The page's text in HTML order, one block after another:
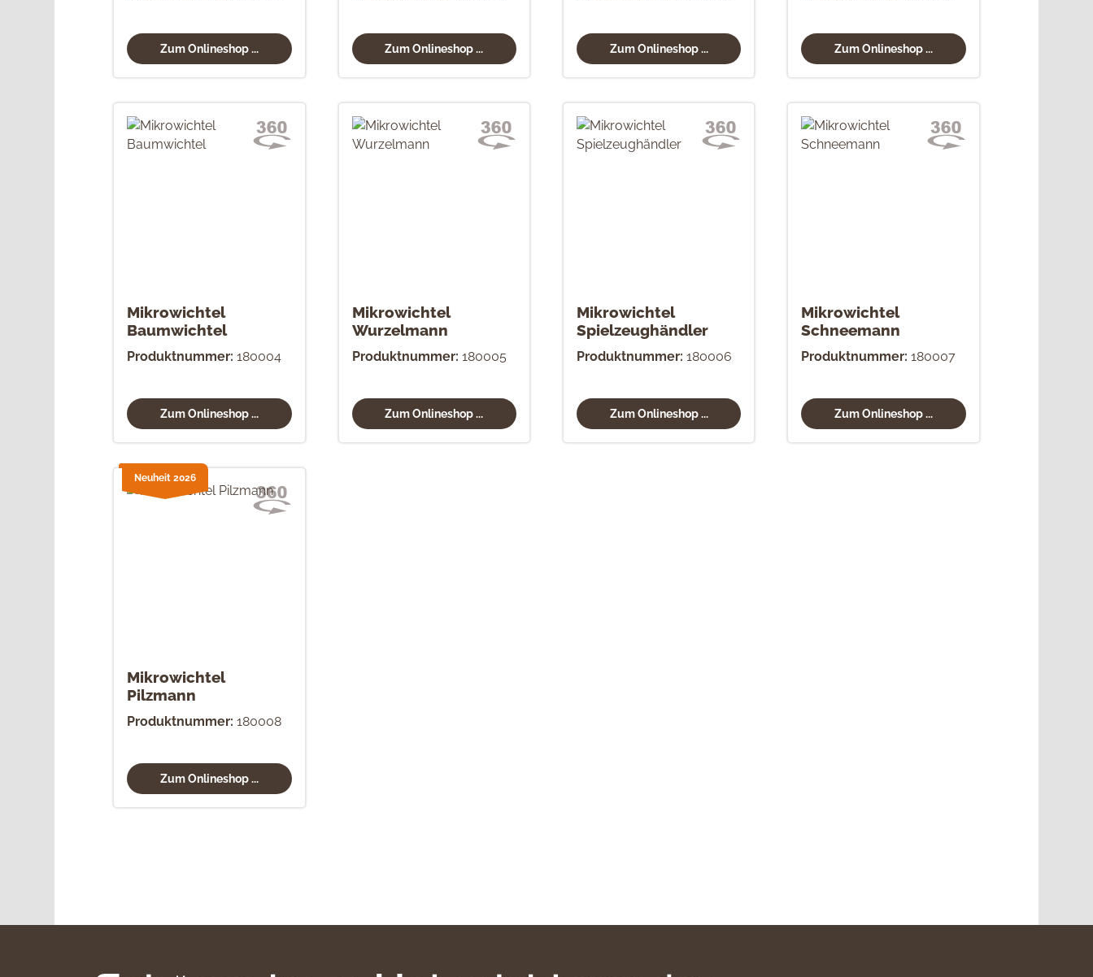
Zum Onlineshop ... Zum Onlineshop ... Zum Onlineshop ... Zum Onlineshop ...
Mikrowichtel
Baumwichtel
Produktnummer: 180004
Zum Onlineshop ...
Mikrowichtel
Wurzelmann
Produktnummer: 180005
Zum Onlineshop ...
Mikrowichtel
Spielzeughändler
Produktnummer: 180006
Zum Onlineshop ...
Mikrowichtel
Schneemann
Produktnummer: 180007
Zum Onlineshop ...
Mikrowichtel
Pilzmann
Produktnummer: 180008
Zum Onlineshop ...
Neuheit 2026